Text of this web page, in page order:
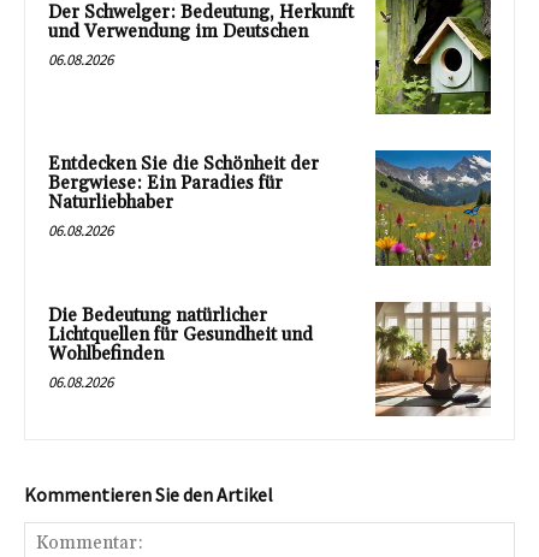
Der Schwelger: Bedeutung, Herkunft
und Verwendung im Deutschen
06.08.2026
Entdecken Sie die Schönheit der
Bergwiese: Ein Paradies für
Naturliebhaber
06.08.2026
Die Bedeutung natürlicher
Lichtquellen für Gesundheit und
Wohlbefinden
06.08.2026
Kommentieren Sie den Artikel